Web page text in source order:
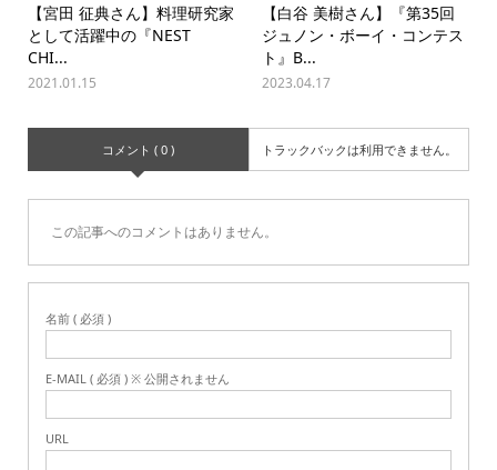
【宮田 征典さん】料理研究家
として活躍中の『NEST
CHI...
2021.01.15
【白谷 美樹さん】『第35回
ジュノン・ボーイ・コンテス
ト』B...
2023.04.17
コメント ( 0 ) トラックバックは利用できません。
この記事へのコメントはありません。
名前 ( 必須 )
E-MAIL ( 必須 ) ※ 公開されません
URL